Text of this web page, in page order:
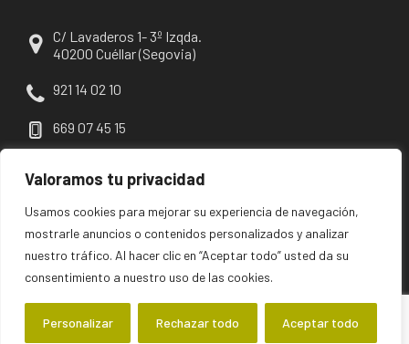
Valoramos tu privacidad
Usamos cookies para mejorar su experiencia de navegación,
mostrarle anuncios o contenidos personalizados y analizar
nuestro tráfico. Al hacer clic en “Aceptar todo” usted da su
consentimiento a nuestro uso de las cookies.
Personalizar Rechazar todo Aceptar todo
C/ Lavaderos 1- 3º Izqda.
40200 Cuéllar (Segovia)
921 14 02 10
669 07 45 15